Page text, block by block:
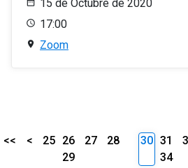
15 de Octubre de 2020
17:00
Zoom
<< < 25 26 27
28
29
30 31
34